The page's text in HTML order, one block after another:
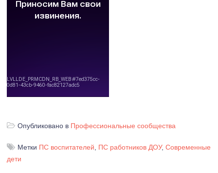
Опубликовано в Профессиональные сообщества
Метки ПС воспитателей ПС работников ДОУ, Современные
дети